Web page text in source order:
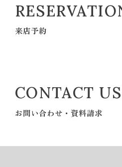
来店予約
CONTACT US
お問い合わせ・資料請求